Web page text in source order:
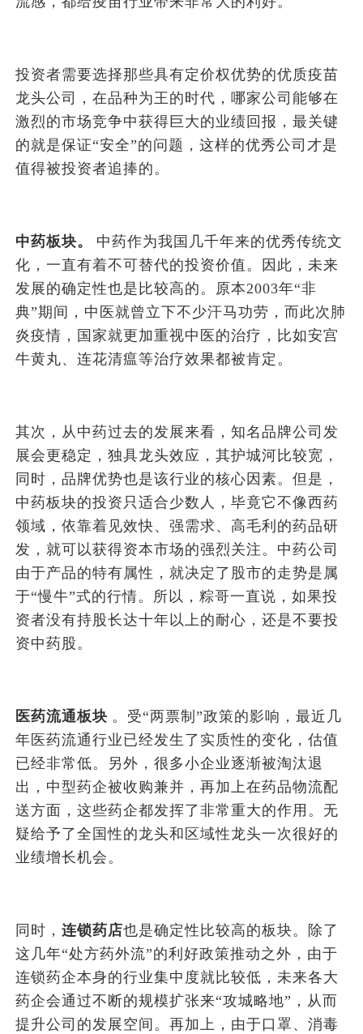
投资者需要选择那些具有定价权优势的优质疫苗
龙头公司，在品种为王的时代，哪家公司能够在
激烈的市场竞争中获得巨大的业绩回报，最关键
的就是保证“安全”的问题，这样的优秀公司才是
值得被投资者追捧的。
中药板块。
中药作为我国几千年来的优秀传统文
化，一直有着不可替代的投资价值。因此，未来
发展的确定性也是比较高的。原本2003年“非
典”期间，中医就曾立下不少汗马功劳，而此次肺
炎疫情，国家就更加重视中医的治疗，比如安宫
牛黄丸、连花清瘟等治疗效果都被肯定。
其次，从中药过去的发展来看，知名品牌公司发
展会更稳定，独具龙头效应，其护城河比较宽，
同时，品牌优势也是该行业的核心因素。但是，
中药板块的投资只适合少数人，毕竟它不像西药
领域，依靠着见效快、强需求、高毛利的药品研
发，就可以获得资本市场的强烈关注。中药公司
由于产品的特有属性，就决定了股市的走势是属
于“慢牛”式的行情。所以，粽哥一直说，如果投
资者没有持股长达十年以上的耐心，还是不要投
资中药股。
医药流通板块 。受“两票制”政策的影响，最近几
年医药流通行业已经发生了实质性的变化，估值
已经非常低。另外，很多小企业逐渐被淘汰退
出，中型药企被收购兼并，再加上在药品物流配
送方面，这些药企都发挥了非常重大的作用。无
疑给予了全国性的龙头和区域性龙头一次很好的
业绩增长机会。
同时，连锁药店也是确定性比较高的板块。除了
这几年“处方药外流”的利好政策推动之外，由于
连锁药企本身的行业集中度就比较低，未来各大
药企会通过不断的规模扩张来“攻城略地”，从而
提升公司的发展空间。再加上，由于口罩、消毒